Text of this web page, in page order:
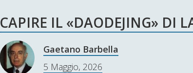
CAPIRE IL «DAODEJING» DI
Gaetano Barbella
5 Maggio, 2026